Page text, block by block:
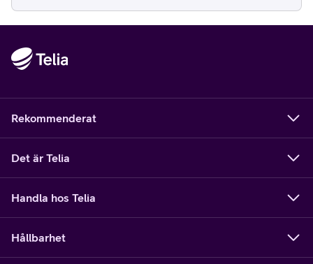
Rekommenderat
Det är Telia
Handla hos Telia
Hållbarhet